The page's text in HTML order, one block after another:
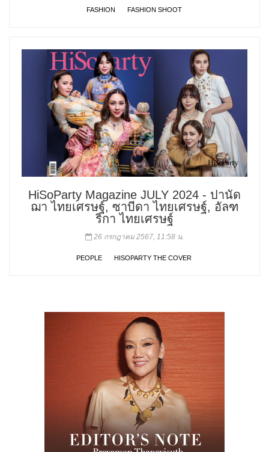
FASHION FASHION SHOOT
HiSoParty Magazine JULY 2024 - ปานัด
ฌา ไทยเศรษฐ์, ซาบีดา ไทยเศรษฐ์, อัลฑ
ริกา ไทยเศรษฐ์
26 กรกฎาคม 2567, 11:58 น.
PEOPLE HISOPARTY THE COVER